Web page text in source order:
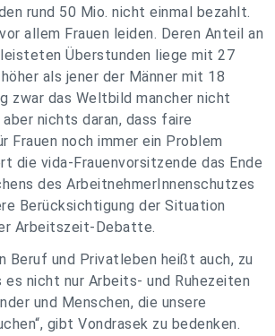
rund 50 Mio. nicht einmal bezahlt.
allem Frauen leiden. Deren Anteil an
Überstunden liege mit 27
als jener der Männer mit 18
zwar das Weltbild mancher nicht
nichts daran, dass faire
Frauen noch immer ein Problem
die vida-Frauenvorsitzende das Ende
des ArbeitnehmerInnenschutzes
Berücksichtigung der Situation
Arbeitszeit-Debatte.
Beruf und Privatleben heißt auch, zu
es nicht nur Arbeits- und Ruhezeiten
und Menschen, die unsere
gibt Vondrasek zu bedenken.